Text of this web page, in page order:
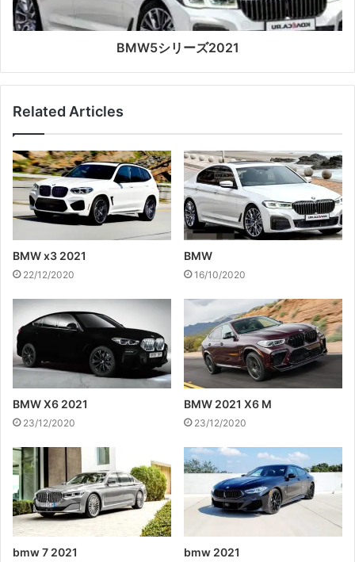
BMW5シリーズ2021
Related Articles
BMW x3 2021
22/12/2020
BMW
16/10/2020
BMW X6 2021
23/12/2020
BMW 2021 X6 M
23/12/2020
bmw 7 2021 bmw 2021